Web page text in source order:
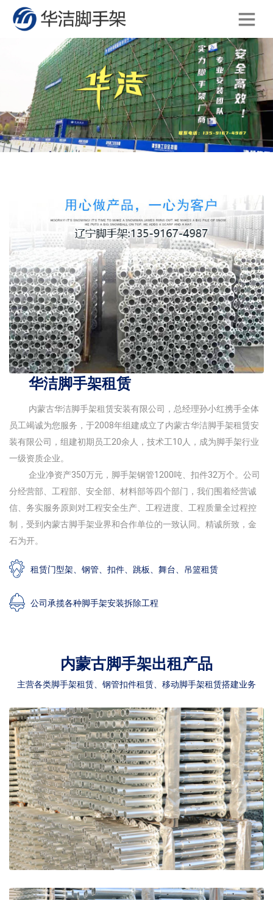
华洁脚手架租赁
内蒙古华洁脚手架租赁安装有限公司，总经理孙小红携手全体
员工竭诚为您服务，于2008年组建成立了内蒙古华洁脚手架租赁安
装有限公司，组建初期员工20余人，技术工10人，成为脚手架行业
一级资质企业。
企业净资产350万元，脚手架钢管1200吨、扣件32万个。公司
分经营部、工程部、安全部、材料部等四个部门，我们围着经营诚
信、务实服务原则对工程安全生产、工程进度、工程质量全过程控
制，受到内蒙古脚手架业界和合作单位的一致认同。精诚所致，金
石为开。
租赁门型架、钢管、扣件、跳板、舞台、吊篮租赁
公司承揽各种脚手架安装拆除工程
内蒙古脚手架出租产品
主营各类脚手架租赁、钢管扣件租赁、移动脚手架租赁搭建业务